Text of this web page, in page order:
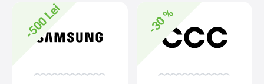
-500 Lei -30 %